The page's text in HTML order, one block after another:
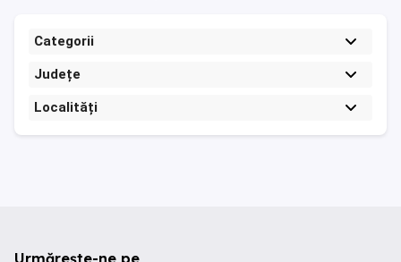
Categorii
Județe
Localități
Urmărește-ne pe